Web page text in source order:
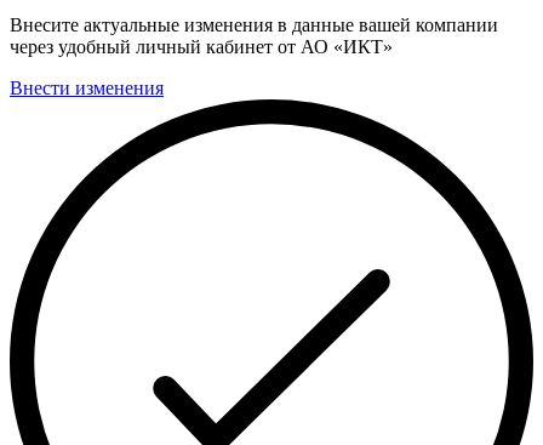
Внесите актуальные изменения в данные вашей компании
через удобный личный кабинет от АО «ИКТ»
Внести изменения